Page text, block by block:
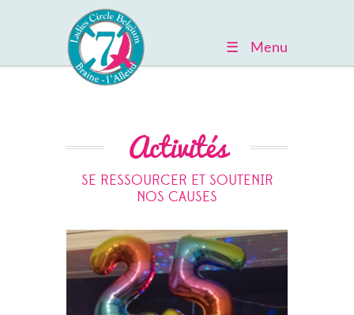
☰ Menu
Activités
SE RESSOURCER ET SOUTENIR
NOS CAUSES